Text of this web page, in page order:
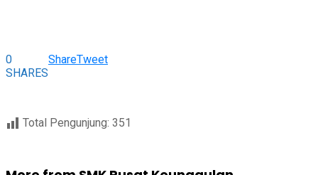
0
SHARES
ShareTweet
Total Pengunjung: 351